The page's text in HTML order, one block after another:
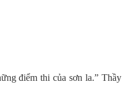
điểm thi của sơn la.” Thầy